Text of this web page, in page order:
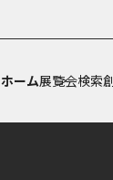
ホーム展覧会検索